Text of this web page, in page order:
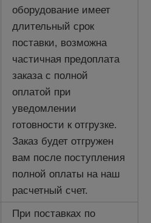
оборудование имеет
длительный срок
поставки, возможна
частичная предоплата
заказа с полной
оплатой при
уведомлении
готовности к отгрузке.
Заказ будет отгружен
вам после поступления
полной оплаты на наш
расчетный счет.
При поставках по